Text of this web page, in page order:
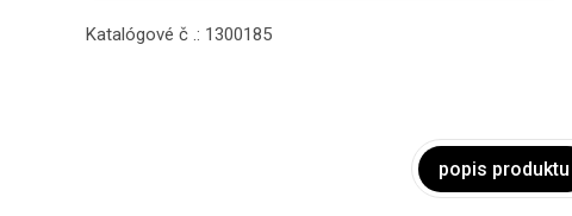
Katalógové č .: 1300185
popis produktu